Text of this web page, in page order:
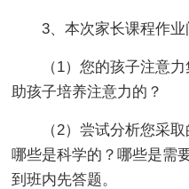
3、本次家长课程作业
（1）您的孩子注意
助孩子培养注意力的？
（2）尝试分析您采
哪些是科学的？哪些是需
到班内先答题。